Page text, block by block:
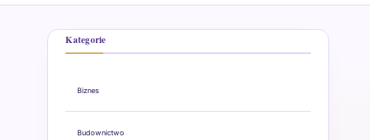
Kategorie
Biznes
Budownictwo